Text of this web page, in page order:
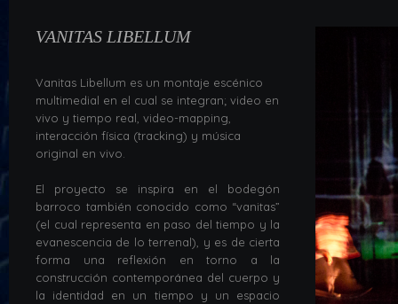
VANITAS LIBELLUM
Vanitas Libellum es un montaje escénico
multimedial en el cual se integran; video en
vivo y tiempo real, video-mapping,
interacción física (tracking) y música
original en vivo.
El proyecto se inspira en el bodegón
barroco también conocido como “vanitas”
(el cual representa en paso del tiempo y la
evanescencia de lo terrenal), y es de cierta
forma una reflexión en torno a la
construcción contemporánea del cuerpo y
la identidad en un tiempo y un espacio